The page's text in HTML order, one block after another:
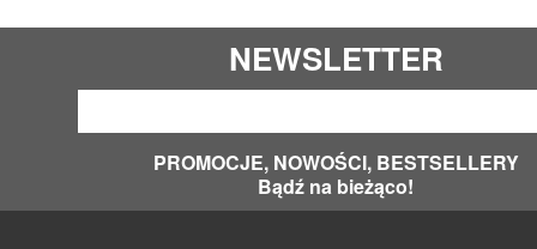
NEWSLETTER
PROMOCJE, NOWOŚCI, BESTSELLERY
Bądź na bieżąco!